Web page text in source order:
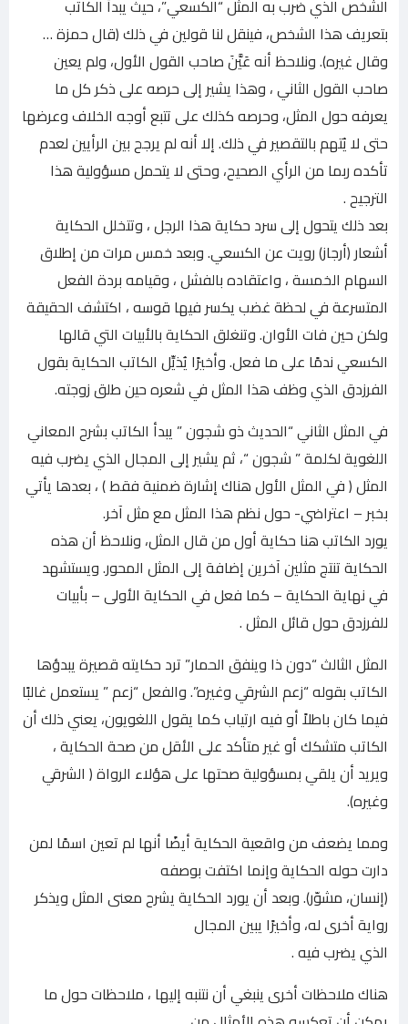
الشخص الذي ضرب به المثل “الكسعي”، حيث يبدأ الكاتب
بتعريف هذا الشخص، فينقل لنا قولين في ذلك (قال حمزة …
وقال غيره). ونلاحظ أنه عَيَّنَ صاحب القول الأول، ولم يعين
صاحب القول الثاني ، وهذا يشير إلى حرصه على ذكر كل ما
يعرفه حول المثل، وحرصه كذلك على تتبع أوجه الخلاف وعرضها
حتى لا يُتهم بالتقصير في ذلك. إلا أنه لم يرجح بين الرأيين لعدم
تأكده ربما من الرأي الصحيح، وحتى لا يتحمل مسؤولية هذا
الترجيح .
بعد ذلك يتحول إلى سرد حكاية هذا الرجل ، وتتخلل الحكاية
أشعار (أرجاز) رويت عن الكسعي. وبعد خمس مرات من إطلاق
السهام الخمسة ، واعتقاده بالفشل ، وقيامه بردة الفعل
المتسرعة في لحظة غضب يكسر فيها قوسه ، اكتشف الحقيقة
ولكن حين فات الأوان. وتنغلق الحكاية بالأبيات التي قالها
الكسعي ندمًا على ما فعل. وأخيرًا يُذيِّل الكاتب الحكاية بقول
الفرزدق الذي وظف هذا المثل في شعره حین طلق زوجته.
في المثل الثاني “الحديث ذو شجون ” يبدأ الكاتب بشرح المعاني
اللغوية لكلمة ” شجون “، ثم يشير إلى المجال الذي يضرب فيه
المثل ( في المثل الأول هناك إشارة ضمنية فقط ) ، بعدها يأتي
بخبر – اعتراضي- حول نظم هذا المثل مع مثل آخر.
يورد الكاتب هنا حكاية أول من قال المثل، ونلاحظ أن هذه
الحكاية تنتج مثلين آخرين إضافة إلى المثل المحور. ويستشهد
في نهاية الحكاية – كما فعل في الحكاية الأولى – بأبيات
للفرزدق حول قائل المثل .
المثل الثالث “دون ذا وينفق الحمار” ترد حكايته قصيرة يبدؤها
الكاتب بقوله “زعم الشرقي وغيره”. والفعل “زعم ” يستعمل غالبًا
فيما كان باطلاً أو فيه ارتياب كما يقول اللغويون، يعني ذلك أن
الكاتب متشكك أو غير متأكد على الأقل من صحة الحكاية ،
ويريد أن يلقي بمسؤولية صحتها على هؤلاء الرواة ( الشرقي
وغيره).
ومما يضعف من واقعية الحكاية أيضًا أنها لم تعين اسمًا لمن
دارت حوله الحكاية وإنما اكتفت بوصفه
(إنسان، مشوّر). وبعد أن يورد الحكاية يشرح معنى المثل ويذكر
رواية أخرى له، وأخيرًا يبين المجال
الذي يضرب فيه .
هناك ملاحظات أخرى ينبغي أن نتنبه إليها ، ملاحظات حول ما